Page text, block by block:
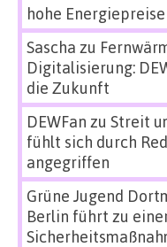
hohe
Sascha zu
Digitalisierung:
die Zukunft
DEWFan zu Streit
fühlt sich durch
angegriffen
Grüne Jugend
Berlin führt zu